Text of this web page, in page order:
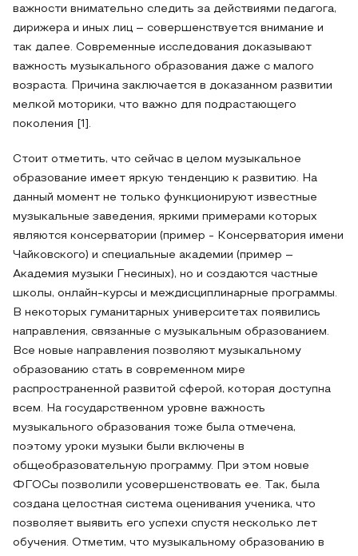
важности внимательно следить за действиями педагога,
дирижера и иных лиц – совершенствуется внимание и
так далее. Современные исследования доказывают
важность музыкального образования даже с малого
возраста. Причина заключается в доказанном развитии
мелкой моторики, что важно для подрастающего
поколения [1].
Стоит отметить, что сейчас в целом музыкальное
образование имеет яркую тенденцию к развитию. На
данный момент не только функционируют известные
музыкальные заведения, яркими примерами которых
являются консерватории (пример - Консерватория имени
Чайковского) и специальные академии (пример –
Академия музыки Гнесиных), но и создаются частные
школы, онлайн-курсы и междисциплинарные программы.
В некоторых гуманитарных университетах появились
направления, связанные с музыкальным образованием.
Все новые направления позволяют музыкальному
образованию стать в современном мире
распространенной развитой сферой, которая доступна
всем. На государственном уровне важность
музыкального образования тоже была отмечена,
поэтому уроки музыки были включены в
общеобразовательную программу. При этом новые
ФГОСы позволили усовершенствовать ее. Так, была
создана целостная система оценивания ученика, что
позволяет выявить его успехи спустя несколько лет
обучения. Отметим, что музыкальному образованию в